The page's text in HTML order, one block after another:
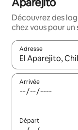
Découvrez des
chez vous pour un
Adresse
Lorsque les
Arrivée
Départ